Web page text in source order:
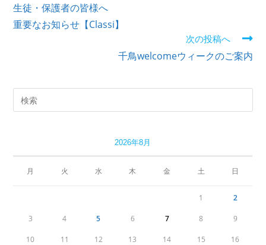
生徒・保護者の皆様へ
重要なお知らせ【Classi】
次の投稿へ
千鳥welcomeウィークのご案内
2026年8月
月 火 水 木 金 土 日
1 2
3 4 5 6 7 8 9
10 11 12 13 14 15 16